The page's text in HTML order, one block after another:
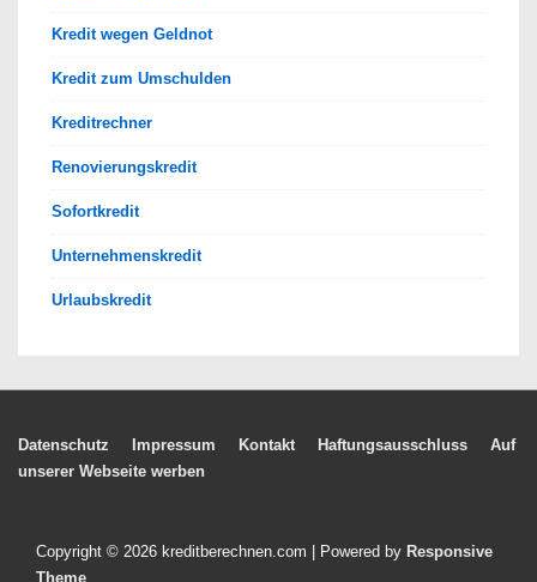
Kredit wegen Geldnot
Kredit zum Umschulden
Kreditrechner
Renovierungskredit
Sofortkredit
Unternehmenskredit
Urlaubskredit
Footer-
Datenschutz Impressum Kontakt Haftungsausschluss
Auf
unserer Webseite werben
Copyright © 2026 kreditberechnen.com | Powered by Responsive
Theme